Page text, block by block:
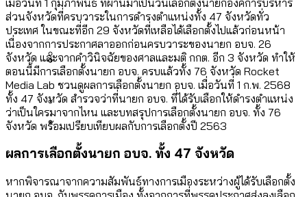
คอนเสิร์ตและแฟนมีตติ้งในไทยจำนวน 526
งาน ตั้งแต่ปี 2023-2024
ปีนกำแพงส่องซีรีส์จีน: จีนส่งออกภาพ
ลักษณ์แบบไหนสู่สายตาโลก
สำรวจงบประมาณรายเขตในกรุงเทพฯ
ผ่าน Bangkok Index 2025
สำรวจรายได้จากการจัดเก็บภาษีใน
กรุงเทพฯ ผ่าน Bangkok Index 2025
กรุงเทพฯ เมืองสังคมผู้สูงอายุ : 36 เขตมี
คนตายมากกว่าคนเกิด 18 เขตเป็นสังคมผู้
สูงอายุระดับสุดยอด
Bangkok Index 2025 : อันดับความน่าอยู่
ของ 50 เขตในกรุงเทพฯ
[ข้อมูลดิบ]
กรุงเทพฯ เมืองสังคมผู้สูงอายุ [ข้อมูลดิบ]
สวนสาธารณะและพื้นที่สีเขียวใน กทม.
[ข้อมูลดิบ]
ส่วนจังหวัดที่ครบวาระในการดำรงตำแหน่งทั้ง 47 จังหวัดทั่ว
ประเทศ ในขณะที่อีก 29 จังหวัดที่เหลือได้เลือกตั้งไปแล้วก่อนหน้า
เนื่องจากการประกาศลาออกก่อนครบวาระของนายก อบจ. 26
จังหวัด และจากคำวินิจฉัยของศาลและมติ กกต. อีก 3 จังหวัด ทำให้
ตอนนี้มีการเลือกตั้งนายก อบจ. ครบแล้วทั้ง 76 จังหวัด Rocket
Media Lab ชวนดูผลการเลือกตั้งนายก อบจ. เมื่อวันที่ 1 ก.พ. 2568
ทั้ง 47 จังหวัด สำรวจว่าที่นายก อบจ. ที่ได้รับเลือกให้ดำรงตำแหน่ง
ว่าเป็นใครมาจากไหน และบทสรุปการเลือกตั้งนายก อบจ. ทั้ง 76
จังหวัด พร้อมเปรียบเทียบผลกับการเลือกตั้งปี 2563
ผลการเลือกตั้งนายก อบจ. ทั้ง 47 จังหวัด
หากพิจารณาจากความสัมพันธ์ทางการเมืองระหว่างผู้ได้รับเลือกตั้ง